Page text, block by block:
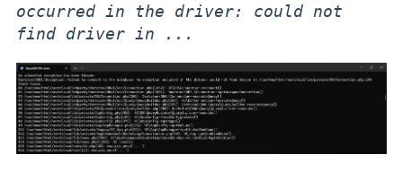
occurred in the driver: could not
find driver in ...